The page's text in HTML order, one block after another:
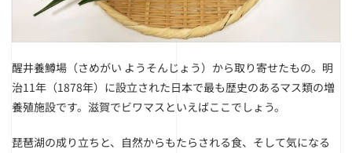
醒井養鱒場（さめがい ようそんじょう）から取り寄せたもの。 明
治11年（1878年）に設立された日本で最も歴史のあるマス類の増
養殖施設です。滋賀でビワマスといえばここでしょう。
琵琶湖の成り立ちと、自然からもたらされる食、そして気になる